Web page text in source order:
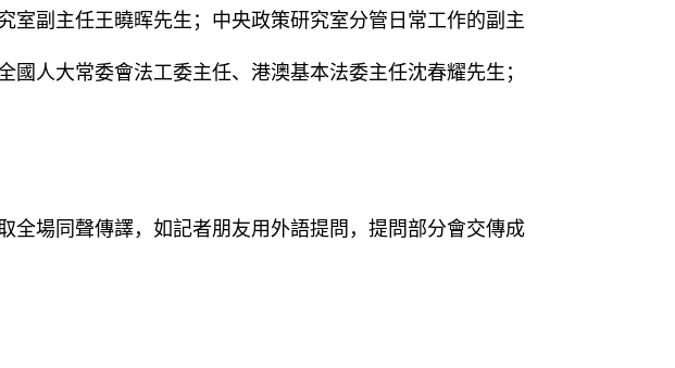
副主任王曉晖先生；中央政策研究室分管日常工作的副主
人大常委會法工委主任、港澳基本法委主任沈春耀先生；
場同聲傳譯，如記者朋友用外語提問，提問部分會交傳成